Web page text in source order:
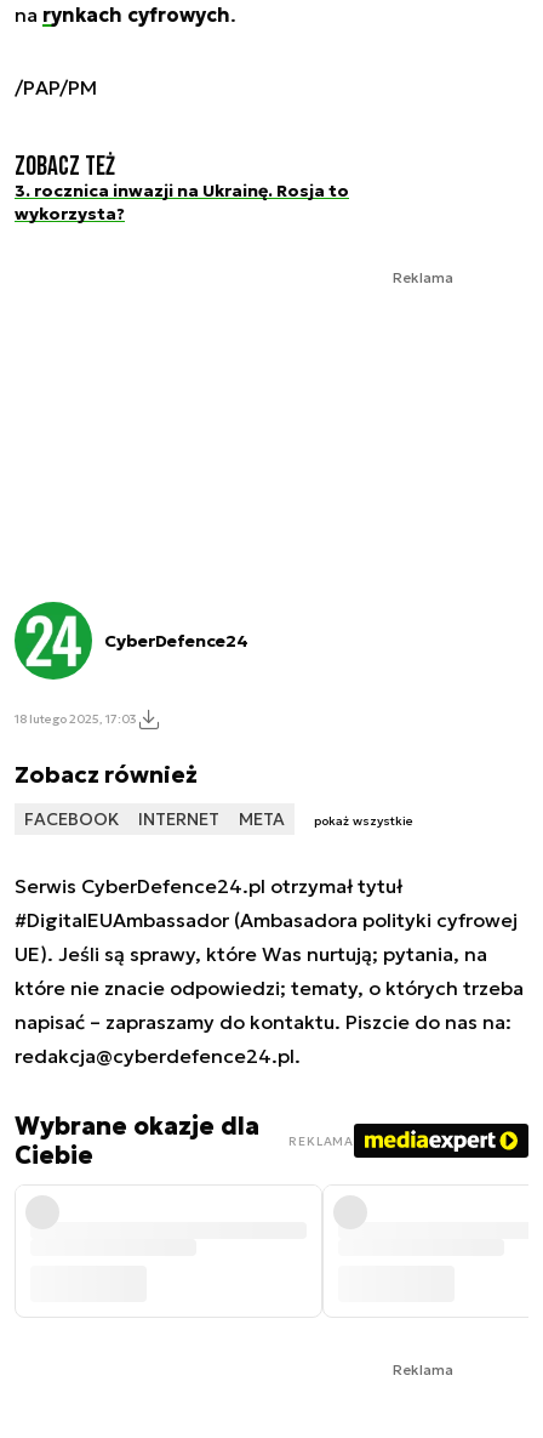
na rynkach cyfrowych.
/PAP/PM
Zobacz też
3. rocznica inwazji na Ukrainę. Rosja to
wykorzysta?
Reklama
CyberDefence24
18 lutego 2025, 17:03
Zobacz również
FACEBOOK INTERNET META pokaż wszystkie
Serwis CyberDefence24.pl otrzymał tytuł
#DigitalEUAmbassador (Ambasadora polityki cyfrowej
UE). Jeśli są sprawy, które Was nurtują; pytania, na
które nie znacie odpowiedzi; tematy, o których trzeba
napisać – zapraszamy do kontaktu. Piszcie do nas na:
redakcja@cyberdefence24.pl.
Wybrane okazje dla
Ciebie
REKLAMA
Reklama